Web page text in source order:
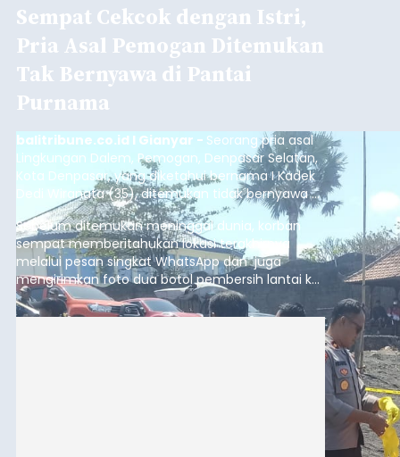
Sempat Cekcok dengan Istri,
Pria Asal Pemogan Ditemukan
Tak Bernyawa di Pantai
Purnama
balitribune.co.id I Gianyar - Seorang pria asal
Lingkungan Dalem, Pemogan, Denpasar Selatan,
Kota Denpasar, yang diketahui bernama I Kadek
Dedi Wiranata (35), ditemukan tidak bernyawa di
pesisir Pantai Purnama, Sukawati.
Sebelum ditemukan meninggal dunia, korban
sempat memberitahukan lokasi terakhirnya
melalui pesan singkat WhatsApp dan juga
mengirimkan foto dua botol pembersih lantai ke
istrinya.